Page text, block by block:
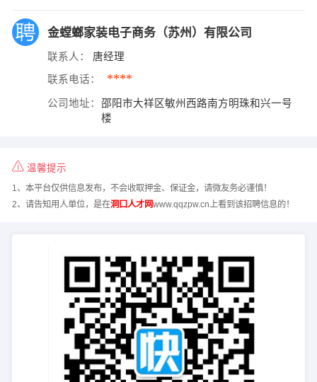
金螳螂家装电子商务（苏州）有限公司
联系人： 唐经理
联系电话： ****
公司地址：
邵阳市大祥区敏州西路南方明珠和兴一号
楼
温馨提示
1、本平台仅供信息发布，不会收取押金、保证金，请微友务必谨慎！
2、请告知用人单位，是在洞口人才网www.qqzpw.cn上看到该招聘信息的！